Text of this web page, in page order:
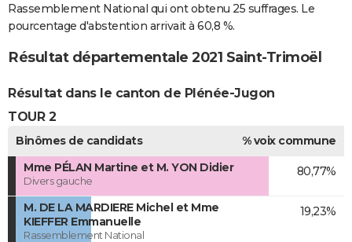
Rassemblement National qui ont obtenu 25 suffrages. Le
pourcentage d'abstention arrivait à 60,8 %.
Résultat départementale 2021 Saint-Trimoël
Résultat dans le canton de Plénée-Jugon
TOUR 2
Binômes de candidats
% voix commune
Mme PÉLAN Martine et M. YON Didier
Divers gauche
80,77%
M. DE LA MARDIERE Michel et Mme
KIEFFER Emmanuelle
Rassemblement National
19,23%